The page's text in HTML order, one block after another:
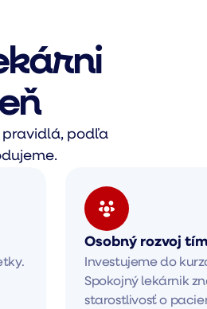
pravidlá, podľa
Osobný rozvoj
Investujeme do
Spokojný lekárnik
starostlivosť o